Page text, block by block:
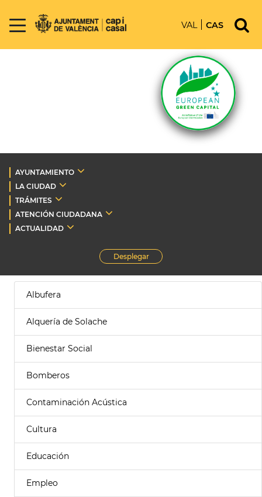
VAL CAS
AYUNTAMIENTO
LA CIUDAD
TRÁMITES
ATENCIÓN CIUDADANA
ACTUALIDAD
Desplegar
Albufera
Alquería de Solache
Bienestar Social
Bomberos
Contaminación Acústica
Cultura
Educación
Empleo